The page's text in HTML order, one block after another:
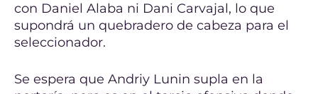
con Daniel Alaba ni Dani Carvajal, lo que
supondrá un quebradero de cabeza para el
seleccionador.
Se espera que Andriy Lunin supla en la